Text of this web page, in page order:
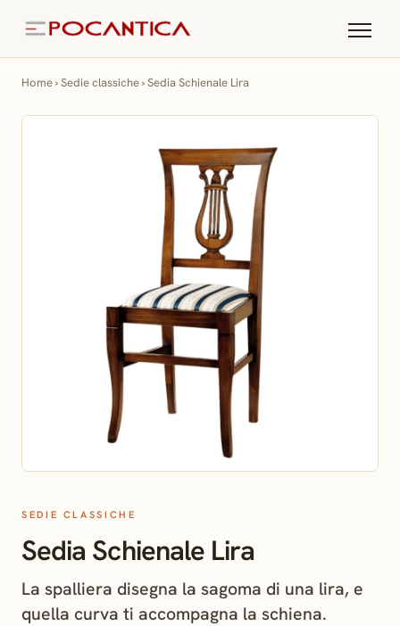
Home›Sedie classiche›Sedia Schienale Lira
SEDIE CLASSICHE
Sedia Schienale Lira
La spalliera disegna la sagoma di una lira, e
quella curva ti accompagna la schiena.